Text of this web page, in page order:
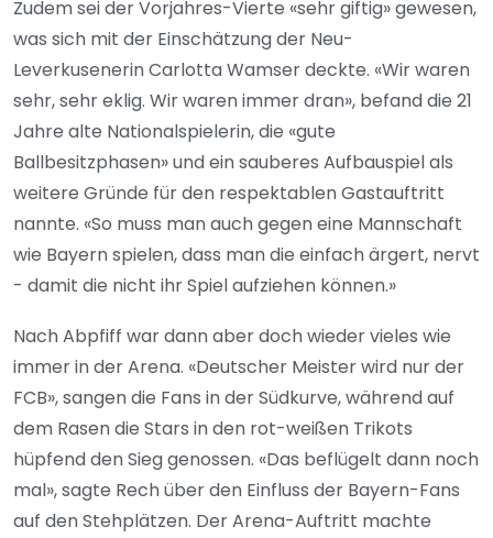
Zudem sei der Vorjahres-Vierte «sehr giftig» gewesen,
was sich mit der Einschätzung der Neu-
Leverkusenerin Carlotta Wamser deckte. «Wir waren
sehr, sehr eklig. Wir waren immer dran», befand die 21
Jahre alte Nationalspielerin, die «gute
Ballbesitzphasen» und ein sauberes Aufbauspiel als
weitere Gründe für den respektablen Gastauftritt
nannte. «So muss man auch gegen eine Mannschaft
wie Bayern spielen, dass man die einfach ärgert, nervt
- damit die nicht ihr Spiel aufziehen können.»
Nach Abpfiff war dann aber doch wieder vieles wie
immer in der Arena. «Deutscher Meister wird nur der
FCB», sangen die Fans in der Südkurve, während auf
dem Rasen die Stars in den rot-weißen Trikots
hüpfend den Sieg genossen. «Das beflügelt dann noch
mal», sagte Rech über den Einfluss der Bayern-Fans
auf den Stehplätzen. Der Arena-Auftritt machte